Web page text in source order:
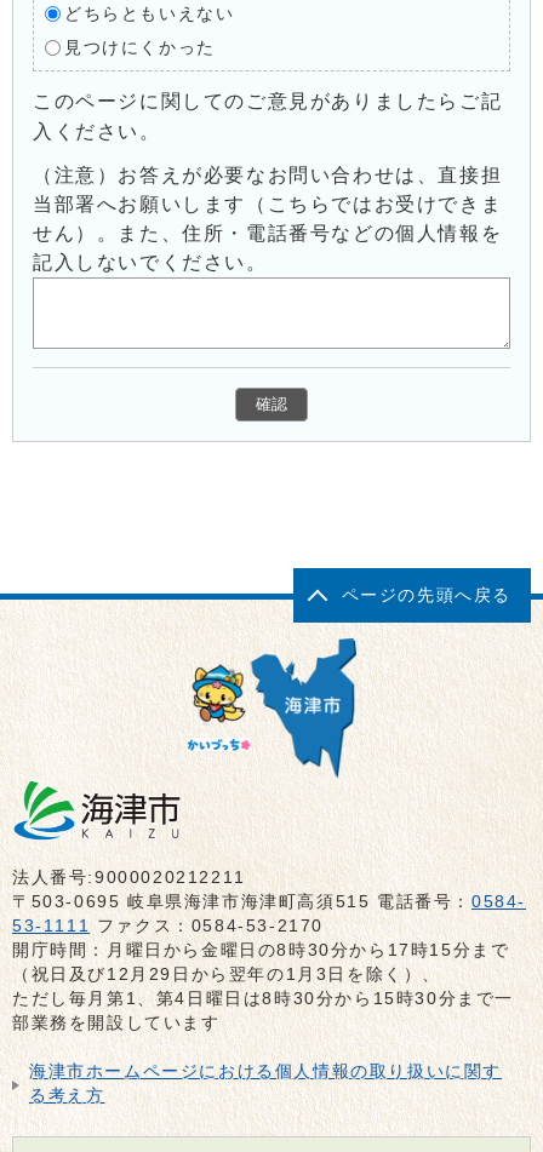
どちらともいえない
見つけにくかった
このページに関してのご意見がありましたらご記
入ください。
（注意）お答えが必要なお問い合わせは、直接担
当部署へお願いします（こちらではお受けできま
せん）。また、住所・電話番号などの個人情報を
記入しないでください。
ページの先頭へ戻る
法人番号:9000020212211
〒503-0695 岐阜県海津市海津町高須515 電話番号：0584-
53-1111 ファクス：0584-53-2170
開庁時間：月曜日から金曜日の8時30分から17時15分まで
（祝日及び12月29日から翌年の1月3日を除く）、
ただし毎月第1、第4日曜日は8時30分から15時30分まで一
部業務を開設しています
海津市ホームページにおける個人情報の取り扱いに関す
る考え方